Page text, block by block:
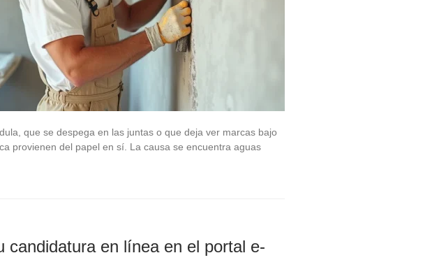
que se despega en las juntas o que deja ver marcas bajo
provienen del papel en sí. La causa se encuentra aguas
candidatura en línea en el portal e-